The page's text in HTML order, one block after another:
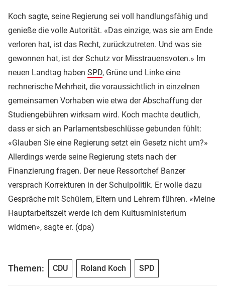
Koch sagte, seine Regierung sei voll handlungsfähig und
genieße die volle Autorität. «Das einzige, was sie am Ende
verloren hat, ist das Recht, zurückzutreten. Und was sie
gewonnen hat, ist der Schutz vor Misstrauensvoten.» Im
neuen Landtag haben SPD, Grüne und Linke eine
rechnerische Mehrheit, die voraussichtlich in einzelnen
gemeinsamen Vorhaben wie etwa der Abschaffung der
Studiengebühren wirksam wird. Koch machte deutlich,
dass er sich an Parlamentsbeschlüsse gebunden fühlt:
«Glauben Sie eine Regierung setzt ein Gesetz nicht um?»
Allerdings werde seine Regierung stets nach der
Finanzierung fragen. Der neue Ressortchef Banzer
versprach Korrekturen in der Schulpolitik. Er wolle dazu
Gespräche mit Schülern, Eltern und Lehrern führen. «Meine
Hauptarbeitszeit werde ich dem Kultusministerium
widmen», sagte er. (dpa)
Themen: CDU Roland Koch SPD